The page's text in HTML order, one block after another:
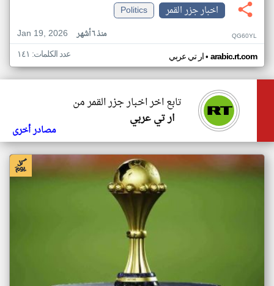
اخبار جزر القمر
Politics
Jan 19, 2026
منذ ٦ أشهر QG60YL
ار تي عربي• arabic.rt.com عدد الكلمات: ١٤١
تابع اخر اخبار جزر القمر من
ار تي عربي
مصادر أخرى